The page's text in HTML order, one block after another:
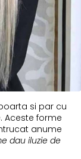
si par cu
Aceste forme
anume
dau iluzie de